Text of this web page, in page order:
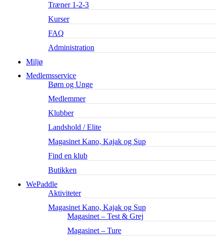
Træner 1-2-3
Kurser
FAQ
Administration
Miljø
Medlemsservice
Børn og Unge
Medlemmer
Klubber
Landshold / Elite
Magasinet Kano, Kajak og Sup
Find en klub
Butikken
WePaddle
Aktiviteter
Magasinet Kano, Kajak og Sup
Magasinet – Test & Grej
Magasinet – Ture